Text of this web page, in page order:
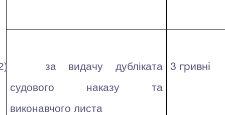
за видачу дубліката
судового наказу та
виконавчого листа
3 гривні